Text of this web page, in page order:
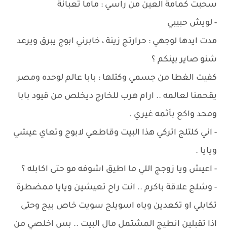
سحبت كمامة العين من راسي : ماما تعبانة
- لويش حبيبي
مدت ايدها لوجهي : حرارتج زينة ، خابرني ابوج يبرق ويرعد
شنو صاير بينكم ؟
كفيت الغطا من جسمي وكتلها : بابا عالم لوحده ومصر
يقحمنا لعالمه .. ارام هرب للخارج ديخلص من قيود بابا
ومحد واكع بأثمه غيري .
- اني كلتلج اتركي هذا البيت وقاطعي لابوج وتعاي عيشي
ويايا .
- اعيش ويا زوجج اللي ما اطيق اشوفه مو حتى اكابله ؟
- وشلج علاقة باكرم .. انت راح تعيشين ويايا ممضطرة
تكابلي او تكعدين وياه اسويلج سويت خاص بيج وحتى
اذا تقبلين انطيج المشتمل مال البيت .. بس اخلصي من